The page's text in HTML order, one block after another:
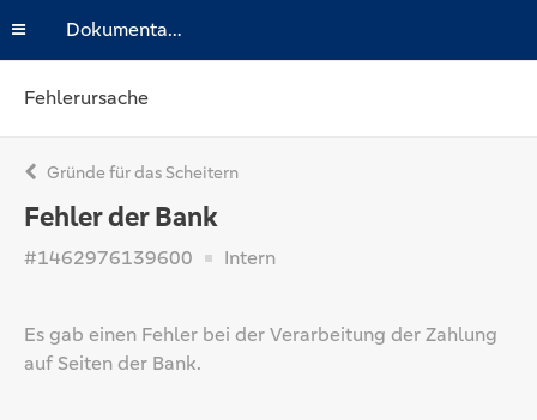
Dokumentation
Fehlerursache
Gründe für das Scheitern
Fehler der Bank
#1462976139600 Intern
Es gab einen Fehler bei der Verarbeitung der Zahlung
auf Seiten der Bank.